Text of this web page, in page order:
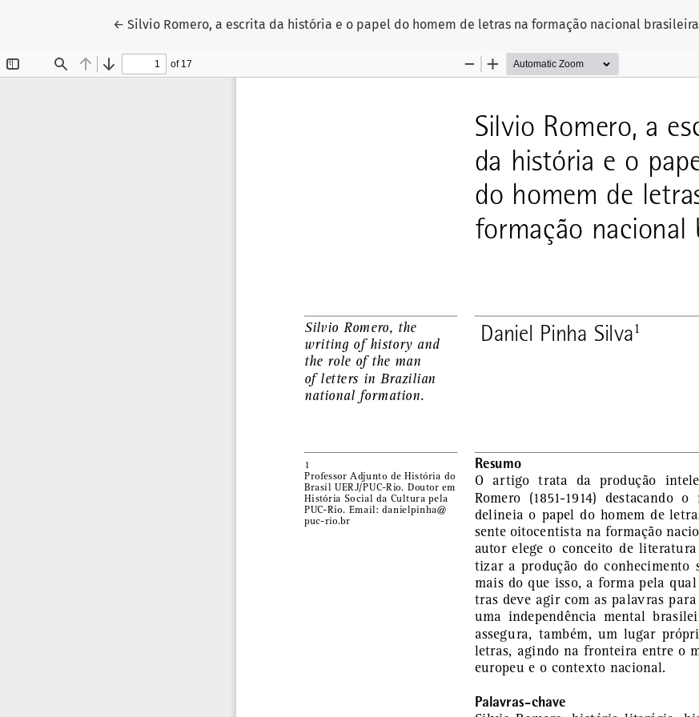
←Voltar aos Detalhes do Artigo
Silvio Romero, a escrita da história e o papel do homem de letras na formação nacional brasileira